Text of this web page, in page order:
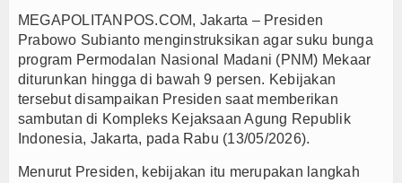
Kaji Tiru ke Bantul, Pemkab Barito Utara Dalami
Anto Febrianto Tantang Pemuda Majalengka :
Interupsi PDIP Warnai Paripurna APBD
Bupati Majalengka Beberkan Hasil Paripurna
APBD Majalengka 2026 Naik Jadi Rp 3,14 Triliun,
Yayasan Kreshna dan RS Husada Jakarta Resmi
Bupati Lepas Kontingen Barito Utara Ikuti
MEGAPOLITANPOS.COM, Jakarta – Presiden
Prabowo Subianto menginstruksikan agar suku bunga
program Permodalan Nasional Madani (PNM) Mekaar
diturunkan hingga di bawah 9 persen. Kebijakan
tersebut disampaikan Presiden saat memberikan
sambutan di Kompleks Kejaksaan Agung Republik
Indonesia, Jakarta, pada Rabu (13/05/2026).
Menurut Presiden, kebijakan itu merupakan langkah